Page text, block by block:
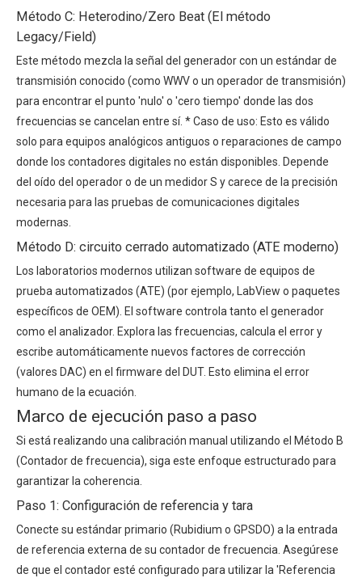
Método C: Heterodino/Zero Beat (El método
Legacy/Field)
Este método mezcla la señal del generador con un estándar de
transmisión conocido (como WWV o un operador de transmisión)
para encontrar el punto 'nulo' o 'cero tiempo' donde las dos
frecuencias se cancelan entre sí. * Caso de uso: Esto es válido
solo para equipos analógicos antiguos o reparaciones de campo
donde los contadores digitales no están disponibles. Depende
del oído del operador o de un medidor S y carece de la precisión
necesaria para las pruebas de comunicaciones digitales
modernas.
Método D: circuito cerrado automatizado (ATE moderno)
Los laboratorios modernos utilizan software de equipos de
prueba automatizados (ATE) (por ejemplo, LabView o paquetes
específicos de OEM). El software controla tanto el generador
como el analizador. Explora las frecuencias, calcula el error y
escribe automáticamente nuevos factores de corrección
(valores DAC) en el firmware del DUT. Esto elimina el error
humano de la ecuación.
Marco de ejecución paso a paso
Si está realizando una calibración manual utilizando el Método B
(Contador de frecuencia), siga este enfoque estructurado para
garantizar la coherencia.
Paso 1: Configuración de referencia y tara
Conecte su estándar primario (Rubidium o GPSDO) a la entrada
de referencia externa de su contador de frecuencia. Asegúrese
de que el contador esté configurado para utilizar la 'Referencia